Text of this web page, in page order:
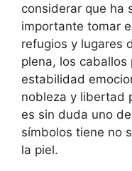
considerar que ha
importante tomar
refugios y lugares
plena, los
estabilidad
nobleza y libertad
es sin duda uno
símbolos tiene no
la piel.